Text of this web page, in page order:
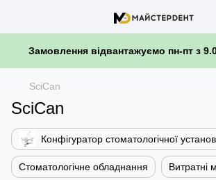
Замовлення відвантажуємо пн-пт з
SciCan
SciCan
Конфігуратор стоматологічної
Стоматологічне обладнання Витратні